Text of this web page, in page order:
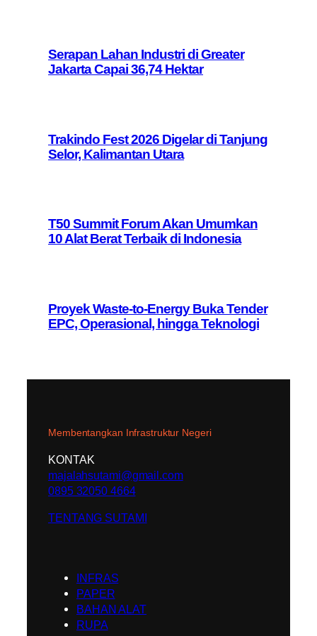
Serapan Lahan Industri di Greater
Jakarta Capai 36,74 Hektar
Trakindo Fest 2026 Digelar di Tanjung
Selor, Kalimantan Utara
T50 Summit Forum Akan Umumkan
10 Alat Berat Terbaik di Indonesia
Proyek Waste-to-Energy Buka Tender
EPC, Operasional, hingga Teknologi
Membentangkan Infrastruktur Negeri
KONTAK
majalahsutami@gmail.com
0895 32050 4664
TENTANG SUTAMI
INFRAS
PAPER
BAHAN ALAT
RUPA